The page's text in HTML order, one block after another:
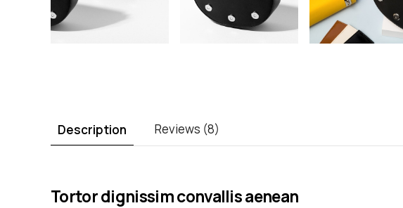
Description Reviews (8)
Tortor dignissim convallis aenean